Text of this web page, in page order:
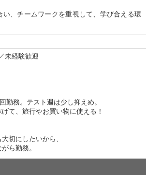
い、チームワークを重視して、学び合える環
未経験歓迎
勤務。テスト週は少し抑えめ。
て、旅行やお買い物に使える！
切にしたいから、
ら勤務。